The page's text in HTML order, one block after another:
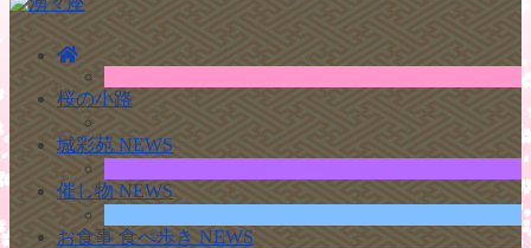
桜の小路
城彩苑 NEWS
催し物 NEWS
お食事 食べ歩き NEWS